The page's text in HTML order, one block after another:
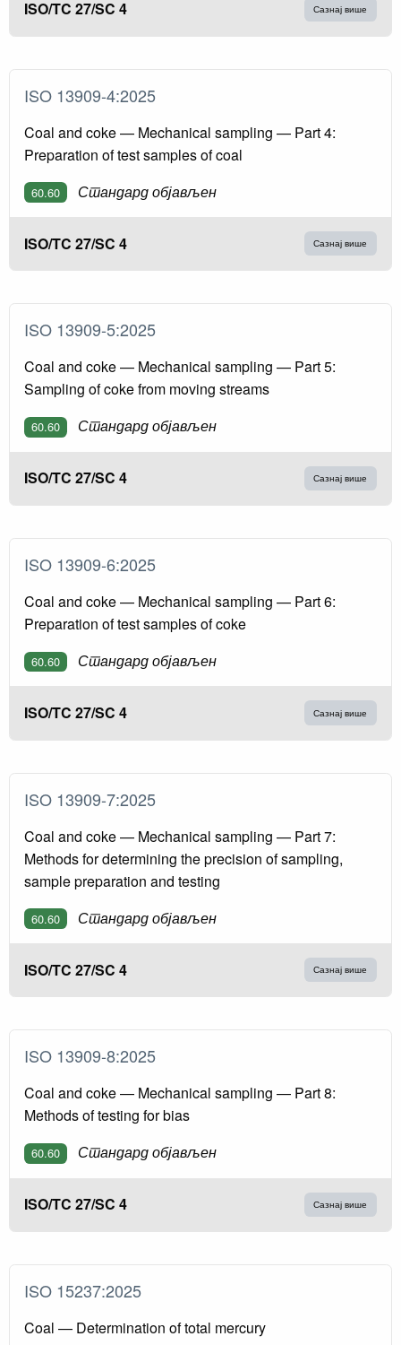
ISO/TC 27/SC 4 Сазнај више
ISO 13909-4:2025
Coal and coke — Mechanical sampling — Part 4:
Preparation of test samples of coal
60.60 Стандард објављен
ISO/TC 27/SC 4 Сазнај више
ISO 13909-5:2025
Coal and coke — Mechanical sampling — Part 5:
Sampling of coke from moving streams
60.60 Стандард објављен
ISO/TC 27/SC 4 Сазнај више
ISO 13909-6:2025
Coal and coke — Mechanical sampling — Part 6:
Preparation of test samples of coke
60.60 Стандард објављен
ISO/TC 27/SC 4 Сазнај више
ISO 13909-7:2025
Coal and coke — Mechanical sampling — Part 7:
Methods for determining the precision of sampling,
sample preparation and testing
60.60 Стандард објављен
ISO/TC 27/SC 4 Сазнај више
ISO 13909-8:2025
Coal and coke — Mechanical sampling — Part 8:
Methods of testing for bias
60.60 Стандард објављен
ISO/TC 27/SC 4 Сазнај више
ISO 15237:2025
Coal — Determination of total mercury